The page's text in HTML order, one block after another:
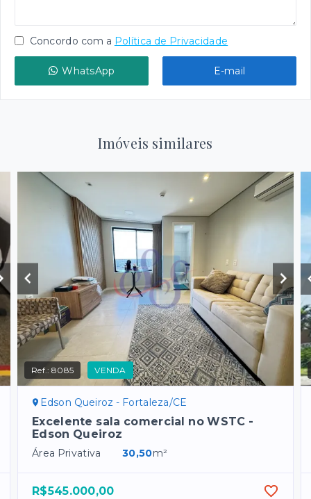
Concordo com a Política de Privacidade
WhatsApp E-mail
Imóveis similares
Ref.:8085 VENDA
Edson Queiroz - Fortaleza/CE
Excelente sala comercial no WSTC -
Edson Queiroz
Área Privativa 30,50m²
R$545.000,00